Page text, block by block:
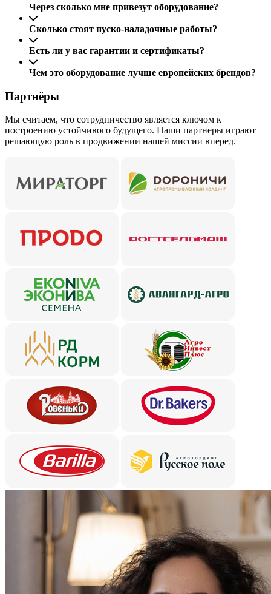
Через сколько мне привезут оборудование?
Сколько стоят пуско-наладочные работы?
Есть ли у вас гарантии и сертификаты?
Чем это оборудование лучше европейских брендов?
Партнёры
Мы считаем, что сотрудничество является ключом к
построению устойчивого будущего. Наши партнеры играют
решающую роль в продвижении нашей миссии вперед.